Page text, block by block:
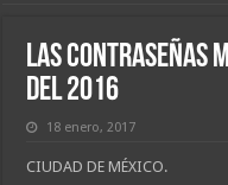
Las contraseñas
del 2016
18 enero, 2017
CIUDAD DE MÉXICO.